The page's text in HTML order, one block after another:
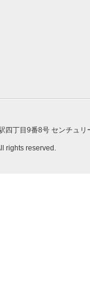
四丁目9番8号 センチュリ
rights reserved.